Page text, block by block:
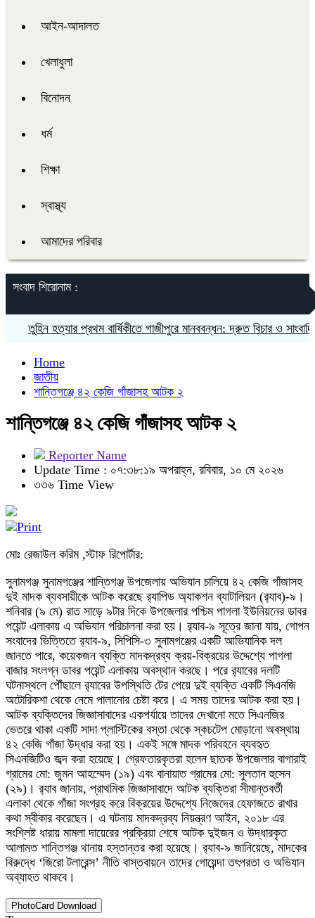
আইন-আদালত
খেলাধুলা
বিনোদন
ধর্ম
শিক্ষা
স্বাস্থ্য
আমাদের পরিবার
সংবাদ শিরোনাম :
তুহিন হত্যার প্রথম বার্ষিকীতে গাজীপুরে মানববন্ধন: দ্রুত বিচার ও সাংবাদিকদের
Home
জাতীয়
শান্তিগঞ্জে ৪২ কেজি গাঁজাসহ আটক ২
শান্তিগঞ্জে ৪২ কেজি গাঁজাসহ আটক ২
Reporter Name
Update Time : ০৭:৩৮:১৯ অপরাহ্ন, রবিবার, ১০ মে ২০২৬
৩৩৬ Time View
মোঃ রেজাউল করিম ,স্টাফ রিপোর্টার:
সুনামগঞ্জ সুনামগঞ্জের শান্তিগঞ্জ উপজেলায় অভিযান চালিয়ে ৪২ কেজি গাঁজাসহ
দুই মাদক ব্যবসায়ীকে আটক করেছে র্যাপিড অ্যাকশন ব্যাটালিয়ন (র্যাব)-৯।
শনিবার (৯ মে) রাত সাড়ে ৯টার দিকে উপজেলার পশ্চিম পাগলা ইউনিয়নের ডাবর
পয়েন্ট এলাকায় এ অভিযান পরিচালনা করা হয়। র্যাব-৯ সূত্রে জানা যায়, গোপন
সংবাদের ভিত্তিতে র্যাব-৯, সিপিসি-৩ সুনামগঞ্জের একটি আভিযানিক দল
জানতে পারে, কয়েকজন ব্যক্তি মাদকদ্রব্য ক্রয়-বিক্রয়ের উদ্দেশ্যে পাগলা
বাজার সংলগ্ন ডাবর পয়েন্ট এলাকায় অবস্থান করছে। পরে র্যাবের দলটি
ঘটনাস্থলে পৌঁছালে র্যাবের উপস্থিতি টের পেয়ে দুই ব্যক্তি একটি সিএনজি
অটোরিকশা থেকে নেমে পালানোর চেষ্টা করে। এ সময় তাদের আটক করা হয়।
আটক ব্যক্তিদের জিজ্ঞাসাবাদের একপর্যায়ে তাদের দেখানো মতে সিএনজির
ভেতরে থাকা একটি সাদা প্লাস্টিকের বস্তা থেকে স্কচটেপ মোড়ানো অবস্থায়
৪২ কেজি গাঁজা উদ্ধার করা হয়। একই সঙ্গে মাদক পরিবহনে ব্যবহৃত
সিএনজিটিও জব্দ করা হয়েছে। গ্রেফতারকৃতরা হলেন ছাতক উপজেলার বাগারাই
গ্রামের মো: জুমন আহম্মেদ (১৯) এবং বানায়াত গ্রামের মো: সুলতান হুসেন
(২৯)। র্যাব জানায়, প্রাথমিক জিজ্ঞাসাবাদে আটক ব্যক্তিরা সীমান্তবর্তী
এলাকা থেকে গাঁজা সংগ্রহ করে বিক্রয়ের উদ্দেশ্যে নিজেদের হেফাজতে রাখার
কথা স্বীকার করেছেন। এ ঘটনায় মাদকদ্রব্য নিয়ন্ত্রণ আইন, ২০১৮ এর
সংশ্লিষ্ট ধারায় মামলা দায়েরের প্রক্রিয়া শেষে আটক দুইজন ও উদ্ধারকৃত
আলামত শান্তিগঞ্জ থানায় হস্তান্তর করা হয়েছে। র্যাব-৯ জানিয়েছে, মাদকের
বিরুদ্ধে ‘জিরো টলারেন্স’ নীতি বাস্তবায়নে তাদের গোয়েন্দা তৎপরতা ও অভিযান
অব্যাহত থাকবে।
PhotoCard Download